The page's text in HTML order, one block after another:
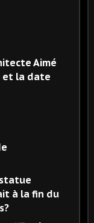
Aimé
et la date
à la fin du